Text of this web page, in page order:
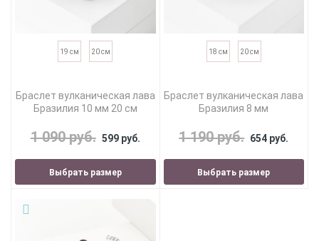
19 см 20 см
Браслет вулканическая лава
Бразилия 10 мм 20 см
1 090 руб. 599 руб.
Выбрать размер
18 см 20 см
Браслет вулканическая лава
Бразилия 8 мм
1 190 руб. 654 руб.
Выбрать размер